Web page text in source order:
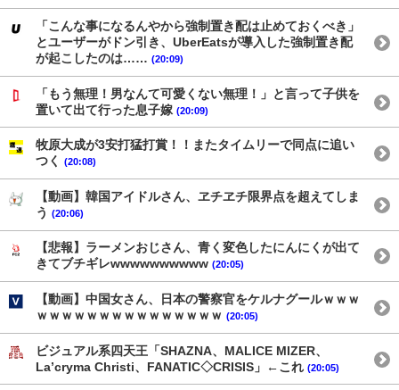
「こんな事になるんやから強制置き配は止めておくべき」
とユーザーがドン引き、UberEatsが導入した強制置き配
が起こしたのは…… (20:09)
「もう無理！男なんて可愛くない無理！」と言って子供を
置いて出て行った息子嫁 (20:09)
牧原大成が3安打猛打賞！！またタイムリーで同点に追い
つく
(20:08)
【動画】韓国アイドルさん、ヱチヱチ限界点を超えてしま
う (20:06)
【悲報】ラーメンおじさん、青く変色したにんにくが出て
きてブチギレwwwwwwwwww (20:05)
【動画】中国女さん、日本の警察官をケルナグールｗｗｗ
ｗｗｗｗｗｗｗｗｗｗｗｗｗｗｗ (20:05)
ビジュアル系四天王「SHAZNA、MALICE MIZER、
La’cryma Christi、FANATIC◇CRISIS」←これ (20:05)